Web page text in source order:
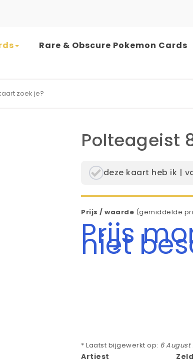
Rare & Obscure Pokemon Cards
Polteageist
deze kaart heb ik |
Prijs / waarde (gemiddelde
Prijs
niet
* Laatst bijgewerkt op: 6 August
Artiest